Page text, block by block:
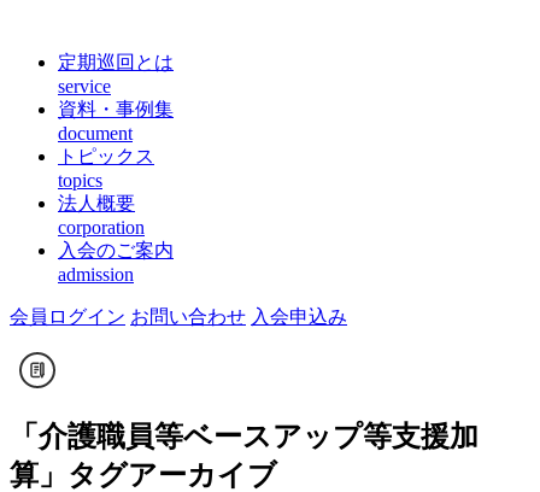
定期巡回とは
service
資料・事例集
document
トピックス
topics
法人概要
corporation
入会のご案内
admission
会員ログイン お問い合わせ 入会申込み
「 介護職員等ベースアップ等支援加
算 」タグアーカイブ